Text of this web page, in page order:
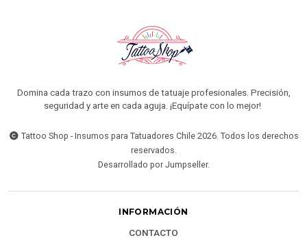
Domina cada trazo con insumos de tatuaje profesionales. Precisión,
seguridad y arte en cada aguja. ¡Equípate con lo mejor!
Tattoo Shop - Insumos para Tatuadores Chile 2026. Todos los derechos
reservados.
Desarrollado por Jumpseller.
INFORMACIÓN
CONTACTO